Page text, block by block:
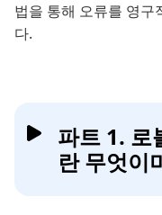
법을 통해 오류를 영구
다.
파트 1. 로
란 무엇이